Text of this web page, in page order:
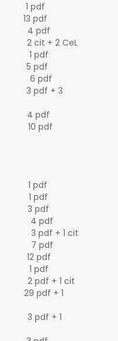
+ 2 CeL
pdf
+ 3
pdf
+ 1 cit
pdf
pdf
+ 1 cit
pdf + 1
+ 1